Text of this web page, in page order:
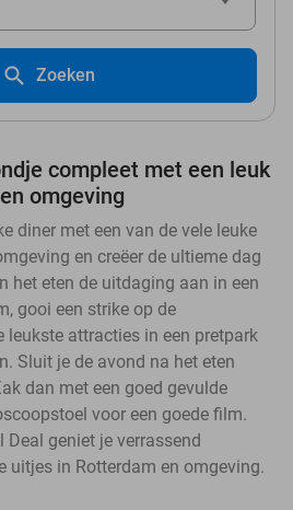
Zoeken
compleet met een leuk
omgeving
diner met een van de vele leuke
en creëer de ultieme dag
het eten de uitdaging aan in een
gooi een strike op de
leukste attracties in een pretpark
Sluit je de avond na het eten
dan met een goed gevulde
voor een goede film.
geniet je verrassend
uitjes in Rotterdam en omgeving.